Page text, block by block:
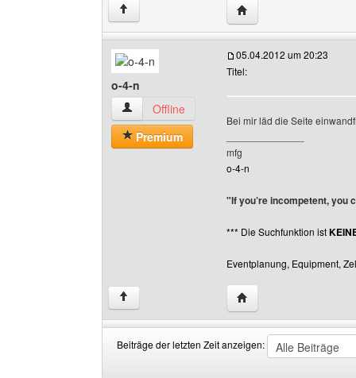
↑ Website dieses
o-4-n
o-4-n Benutzer-Profile anzeigen
Offline
Premium
05.04.2012 um 20:23
Titel:
Bei mir läd die Seite
mfg
o-4-n
"If you’re incompetent, you
*** Die Suchfunktion ist
Eventplanung, Equipment,
↑ Website dieses
Beiträge der letzten Zeit anzeigen: